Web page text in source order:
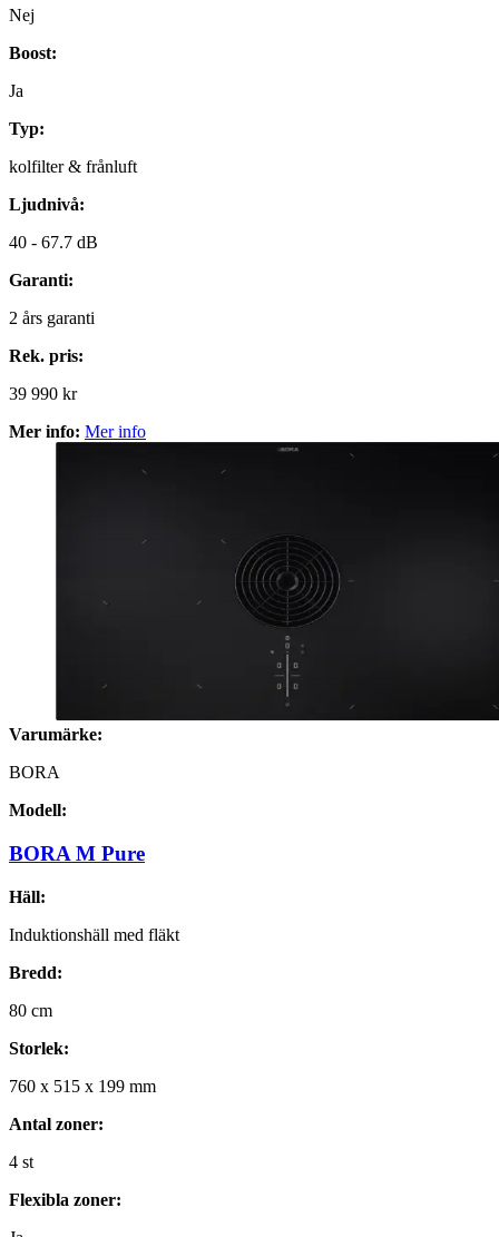
Nej
Boost:
Ja
Typ:
kolfilter & frånluft
Ljudnivå:
40 - 67.7 dB
Garanti:
2 års garanti
Rek. pris:
39 990 kr
Mer info: Mer info
Varumärke:
BORA
Modell:
BORA M Pure
Häll:
Induktionshäll med fläkt
Bredd:
80 cm
Storlek:
760 x 515 x 199 mm
Antal zoner:
4 st
Flexibla zoner: